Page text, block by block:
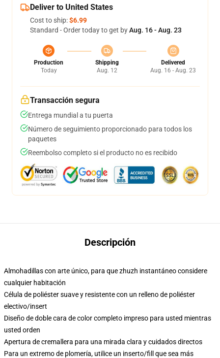
Deliver to United States
Cost to ship:$6.99
Standard - Order today to get byAug. 16 - Aug. 23
Production
Today
Shipping
Aug. 12
Delivered
Aug. 16 - Aug. 23
Transacción segura
Entrega mundial a tu puerta
Número de seguimiento proporcionado para todos los
paquetes
Reembolso completo si el producto no es recibido
Descripción
Almohadillas con arte único, para que zhuzh instantáneo considere
cualquier habitación
Célula de poliéster suave y resistente con un relleno de poliéster
electivo/insert
Diseño de doble cara de color completo impreso para usted mientras
usted orden
Apertura de cremallera para una mirada clara y cuidados directos
Para un extremo de plomería, utilice un inserto/fill que sea más